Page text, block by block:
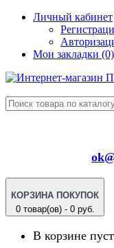
Личный кабинет
Мои закладки (0)
КОРЗИНА ПОКУПОК
0 товар(ов) - 0 руб.
В корзине